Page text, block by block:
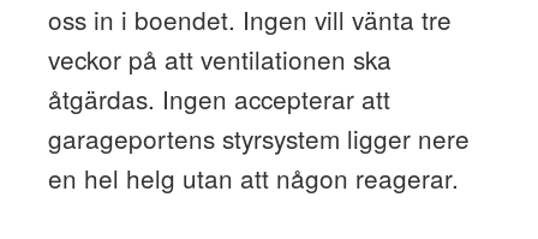
oss in i boendet. Ingen vill vänta tre
veckor på att ventilationen ska
åtgärdas. Ingen accepterar att
garageportens styrsystem ligger nere
en hel helg utan att någon reagerar.